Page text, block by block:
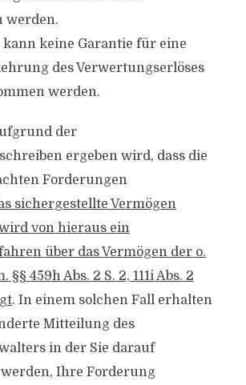
werden.
kann keine Garantie für eine
des Verwertungserlöses
werden.
der
ergeben wird, dass die
Forderungen
sichergestellte Vermögen
von hieraus ein
über das Vermögen der o.
§§ 459h Abs. 2 S. 2, 111i Abs. 2
. In einem solchen Fall erhalten
Mitteilung des
in der Sie darauf
Ihre Forderung